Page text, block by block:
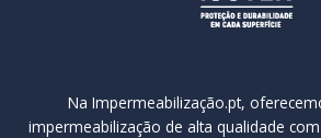
Na Impermeabilização.pt,
impermeabilização de alta qualidade